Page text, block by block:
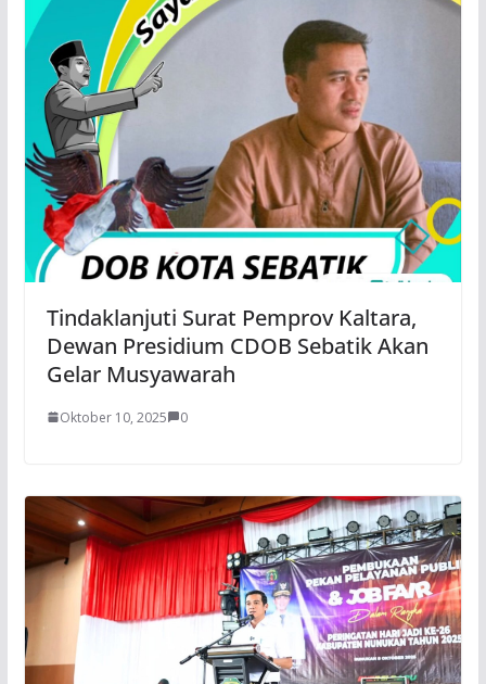
Tindaklanjuti Surat Pemprov Kaltara,
Dewan Presidium CDOB Sebatik Akan
Gelar Musyawarah
Oktober 10, 2025 0